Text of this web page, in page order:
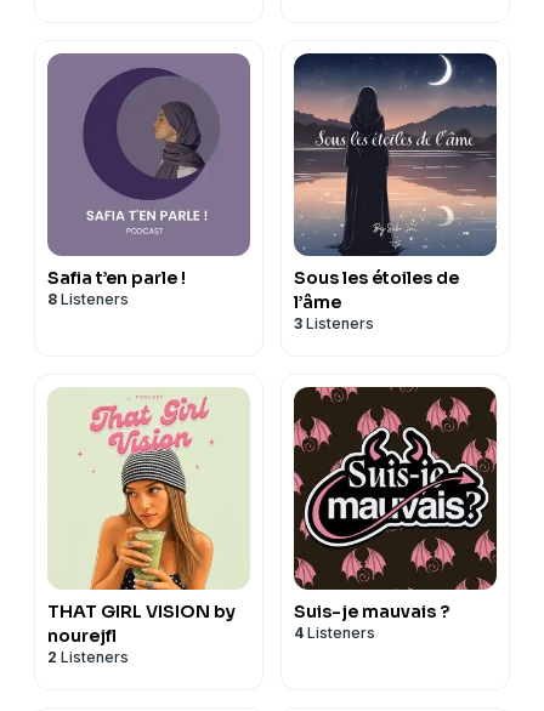
Safia t’en parle !
8 Listeners
Sous les étoiles de
l’âme
3 Listeners
THAT GIRL VISION by
nourejfl
2 Listeners
Suis-je mauvais ?
4 Listeners